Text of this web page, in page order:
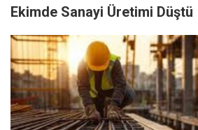
Ekimde Sanayi Üretimi Düştü